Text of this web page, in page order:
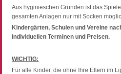
Aus hyginieschen Gründen ist das
gesamten Anlagen nur mit Socken
Kindergärten, Schulen und Vereine
individuellen Terminen und Preisen.
WICHTIG:
Für alle Kinder, die ohne Ihre Eltern im